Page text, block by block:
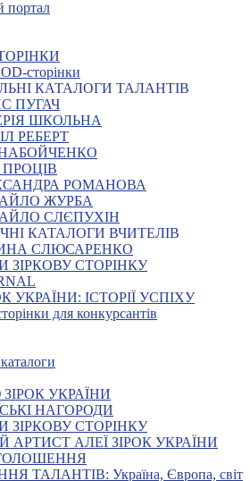
портал
сторінки
КАТАЛОГИ ТАЛАНТІВ
ПУГАЧ
ШКОЛЬНА
РЕБЕРТ
ПРОЦІВ
РОМАНОВА
ЖУРБА
СЛЄПУХІН
КАТАЛОГИ ВЧИТЕЛІВ
СЛЮСАРЕНКО
ЗІРКОВУ СТОРІНКУ
УКРАЇНИ: ІСТОРІЇ УСПІХУ
для конкурсантів
УКРАЇНИ
НАГОРОДИ
ЗІРКОВУ СТОРІНКУ
АРТИСТ АЛЕЇ ЗІРОК УКРАЇНИ
ТАЛАНТІВ: Україна, Європа, світ